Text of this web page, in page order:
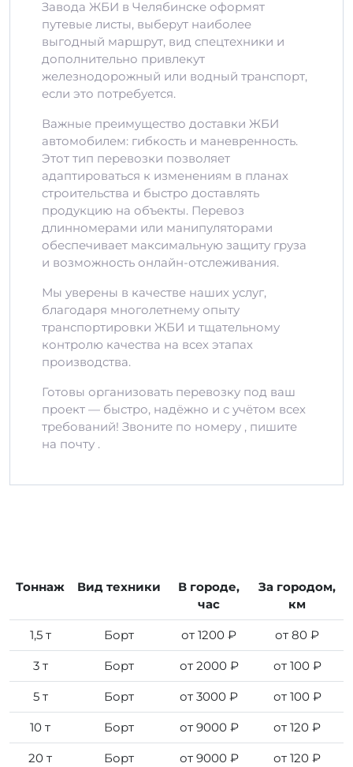
Завода ЖБИ в Челябинске оформят
путевые листы, выберут наиболее
выгодный маршрут, вид спецтехники и
дополнительно привлекут
железнодорожный или водный транспорт,
если это потребуется.
Важные преимущество доставки ЖБИ
автомобилем: гибкость и маневренность.
Этот тип перевозки позволяет
адаптироваться к изменениям в планах
строительства и быстро доставлять
продукцию на объекты. Перевоз
длинномерами или манипуляторами
обеспечивает максимальную защиту груза
и возможность онлайн-отслеживания.
Мы уверены в качестве наших услуг,
благодаря многолетнему опыту
транспортировки ЖБИ и тщательному
контролю качества на всех этапах
производства.
Готовы организовать перевозку под ваш
проект — быстро, надёжно и с учётом всех
требований! Звоните по номеру , пишите
на почту .
Тоннаж Вид техники
В городе,
час
За городом,
км
1,5 т Борт от 1200 ₽ от 80 ₽
3 т Борт от 2000 ₽ от 100 ₽
5 т Борт от 3000 ₽ от 100 ₽
10 т Борт от 9000 ₽ от 120 ₽
20 т Борт от 9000 ₽ от 120 ₽